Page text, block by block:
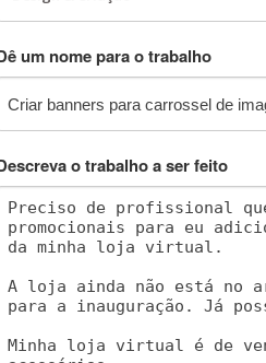
um nome para o trabalho
o trabalho a ser feito